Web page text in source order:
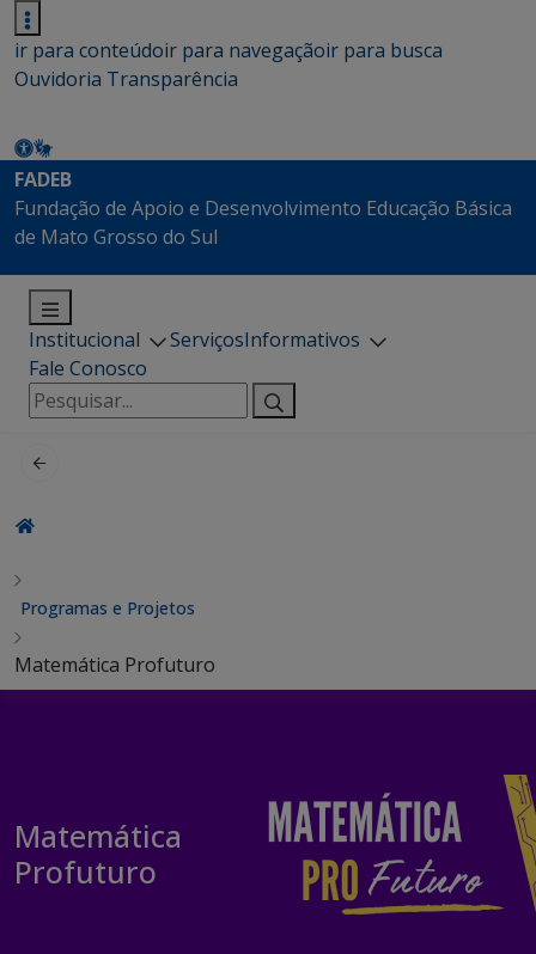
ir para conteúdoir para navegaçãoir para busca
Ouvidoria Transparência
FADEB
Fundação de Apoio e Desenvolvimento Educação Básica
de Mato Grosso do Sul
Institucional ServiçosInformativos
Fale Conosco
Pesquisar
por:
Programas e Projetos
Matemática Profuturo
Matemática
Profuturo